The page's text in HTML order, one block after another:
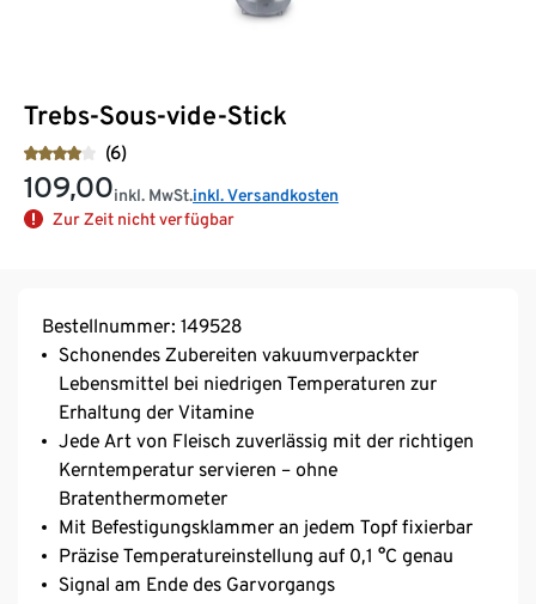
Trebs-Sous-vide-Stick
(6)
109,00inkl. MwSt.inkl. Versandkosten
Zur Zeit nicht verfügbar
Bestellnummer: 149528
Schonendes Zubereiten vakuumverpackter
Lebensmittel bei niedrigen Temperaturen zur
Erhaltung der Vitamine
Jede Art von Fleisch zuverlässig mit der richtigen
Kerntemperatur servieren – ohne
Bratenthermometer
Mit Befestigungsklammer an jedem Topf fixierbar
Präzise Temperatureinstellung auf 0,1 °C genau
Signal am Ende des Garvorgangs